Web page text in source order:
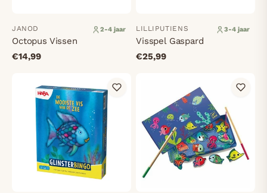
JANOD 2-4 jaar
Octopus Vissen
€14,99
LILLIPUTIENS 3-4 jaar
Visspel Gaspard
€25,99